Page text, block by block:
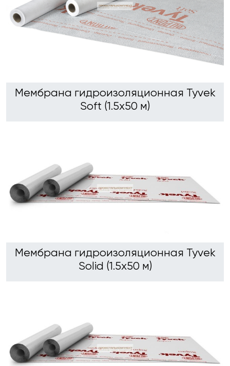
Мембрана гидроизоляционная Tyvek
Soft (1.5х50 м)
Мембрана гидроизоляционная Tyvek
Solid (1.5х50 м)